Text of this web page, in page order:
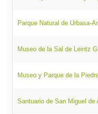
Parque Natural de Urbasa-
Museo de la Sal de Leintz
Museo y Parque de la
Santuario de San Miguel de